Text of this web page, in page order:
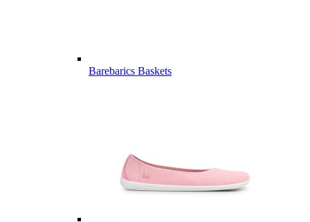
Barebarics Baskets